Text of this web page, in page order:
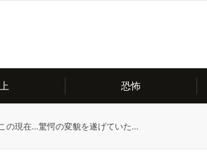
恐怖
の現在…驚愕の変貌を遂げていた…